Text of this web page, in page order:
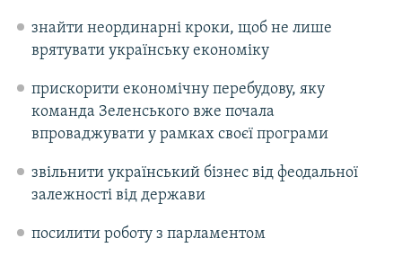
знайти неординарні кроки, щоб не лише
врятувати українську економіку
прискорити економічну перебудову, яку
команда Зеленського вже почала
впроваджувати у рамках своєї програми
звільнити український бізнес від феодальної
залежності від держави
посилити роботу з парламентом